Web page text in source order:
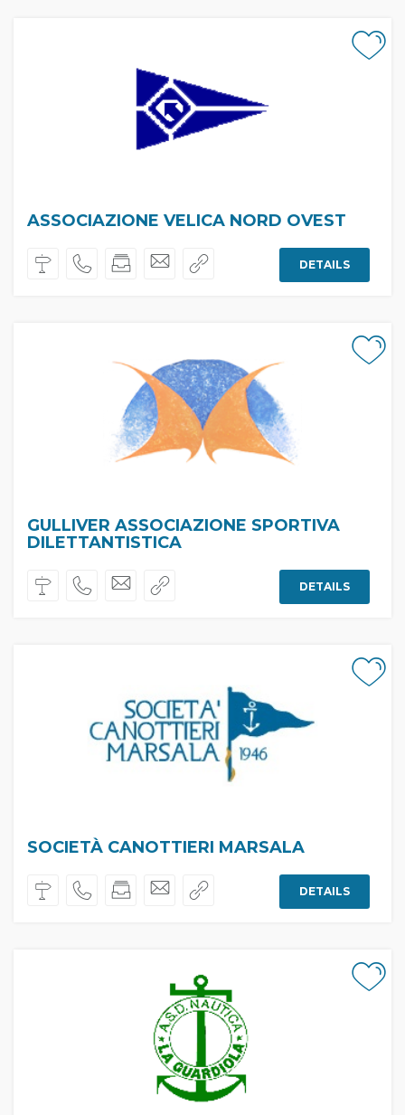
ASSOCIAZIONE VELICA NORD OVEST
DETAILS
GULLIVER ASSOCIAZIONE SPORTIVA
DILETTANTISTICA
DETAILS
SOCIETÀ CANOTTIERI MARSALA
DETAILS